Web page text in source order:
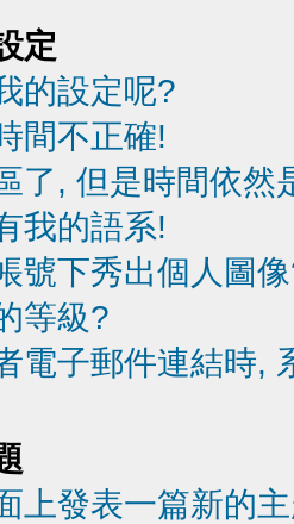
定
的設定呢?
間不正確!
了, 但是時間依然
我的語系!
號下秀出個人圖
等級?
電子郵件連結時,
上發表一篇新的